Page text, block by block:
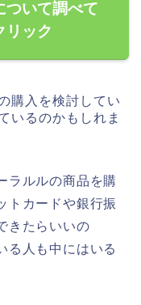
ついて調べて
リック
購入を検討してい
いるのかもしれま
ラルルの商品を購
トカードや銀行振
きたらいいの
る人も中にはいる